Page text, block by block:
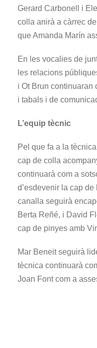
Gerard Carbonell i
colla anirà a càrrec
que Amanda Marín
En les vocalies de
les relacions
i Ot Brun continuaran
i tabals i de
L’equip tècnic
Pel que fa a la
cap de colla
continuarà com a
d’esdevenir la cap de
canalla seguirà
Berta Reñé, i David
cap de pinyes amb
Mar Beneit seguirà
tècnica continuarà
Joan Font com a